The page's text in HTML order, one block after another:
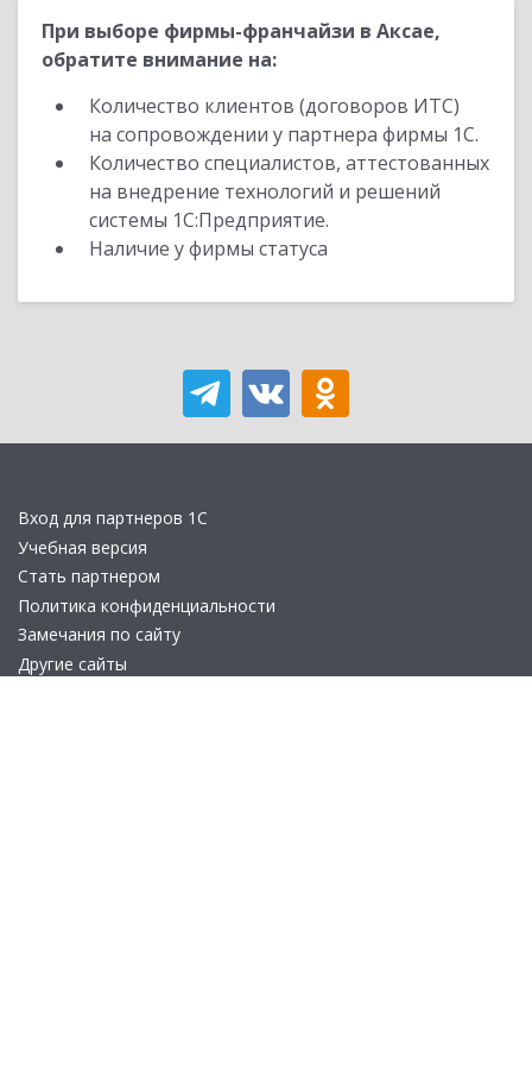
При выборе фирмы-франчайзи в Аксае,
обратите внимание на:
Количество клиентов (договоров ИТС)
на сопровождении у партнера фирмы 1С.
Количество специалистов, аттестованных
на внедрение технологий и решений
системы 1С:Предприятие.
Наличие у фирмы статуса
Вход для партнеров 1С
Учебная версия
Стать партнером
Политика конфиденциальности
Замечания по сайту
Другие сайты